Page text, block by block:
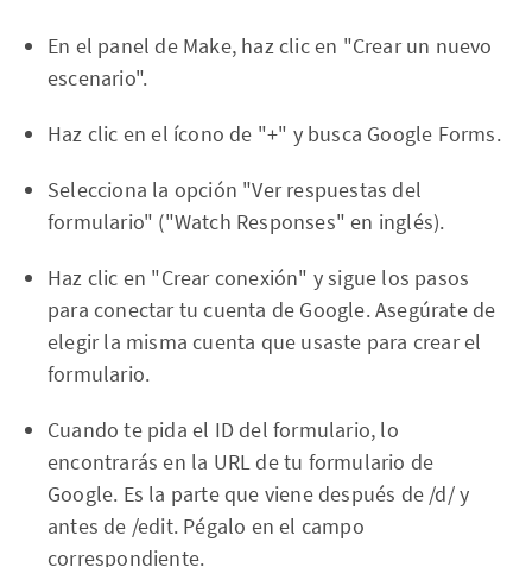
En el panel de Make, haz clic en "Crear un nuevo
escenario".
Haz clic en el ícono de "+" y busca Google Forms.
Selecciona la opción "Ver respuestas del
formulario" ("Watch Responses" en inglés).
Haz clic en "Crear conexión" y sigue los pasos
para conectar tu cuenta de Google. Asegúrate de
elegir la misma cuenta que usaste para crear el
formulario.
Cuando te pida el ID del formulario, lo
encontrarás en la URL de tu formulario de
Google. Es la parte que viene después de /d/ y
antes de /edit. Pégalo en el campo
correspondiente.